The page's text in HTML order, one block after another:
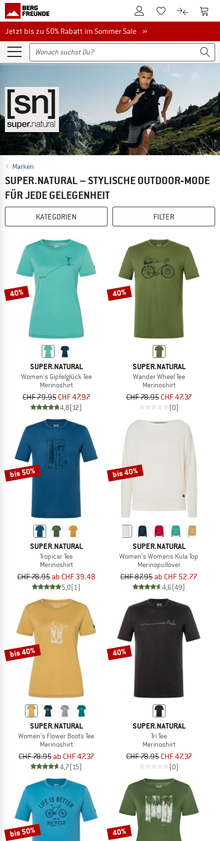
Zum KundenkontoZum Merkzettel.
Zum Zum
Jetzt bis zu 50% Rabatt im Sommer Sale
Jetzt bis zu 50% Rabatt im Sommer Sale »
Marken
SUPER.NATURAL – STYLISCHE OUTDOOR-MODE
FÜR JEDE GELEGENHEIT
KATEGORIEN FILTER
40%
SUPER.NATURAL
Women's Gipfelglück Tee
Merinoshirt
CHF 79.95 CHF 47.97
4,8(12)
40%
SUPER.NATURAL
Wander Wheel Tee
Merinoshirt
CHF 78.95 CHF 47.37
(0)
bis 50%
SUPER.NATURAL
Tropicar Tee
Merinoshirt
CHF 78.95 ab CHF 39.48
5,0(1)
bis 40%
SUPER.NATURAL
Women's Womens Kula Top
Merinopullover
CHF 87.95 ab CHF 52.77
4,6(49)
bis 40%
SUPER.NATURAL
Women's Flower Boots Tee
Merinoshirt
CHF 78.95 ab CHF 47.37
4,7(15)
40%
SUPER.NATURAL
Tri Tee
Merinoshirt
CHF 78.95 CHF 47.37
(0)
bis 50% 40%